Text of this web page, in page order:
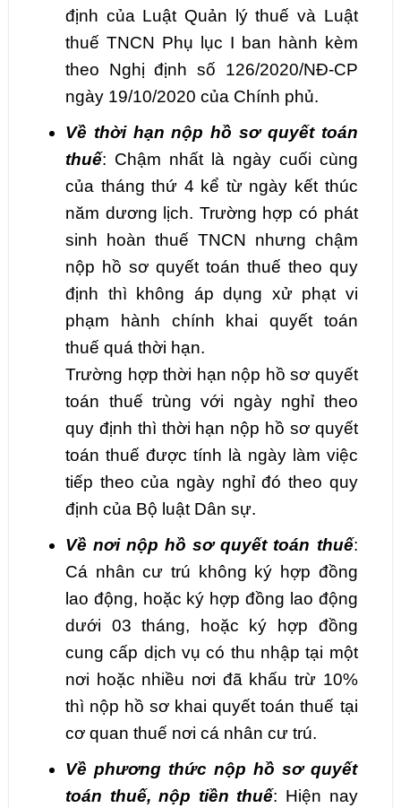
định của Luật Quản lý thuế và Luật
thuế TNCN Phụ lục I ban hành kèm
theo Nghị định số 126/2020/NĐ-CP
ngày 19/10/2020 của Chính phủ.
Về thời hạn nộp hồ sơ quyết toán
thuế: Chậm nhất là ngày cuối cùng
của tháng thứ 4 kể từ ngày kết thúc
năm dương lịch. Trường hợp có phát
sinh hoàn thuế TNCN nhưng chậm
nộp hồ sơ quyết toán thuế theo quy
định thì không áp dụng xử phạt vi
phạm hành chính khai quyết toán
thuế quá thời hạn.
Trường hợp thời hạn nộp hồ sơ quyết
toán thuế trùng với ngày nghỉ theo
quy định thì thời hạn nộp hồ sơ quyết
toán thuế được tính là ngày làm việc
tiếp theo của ngày nghỉ đó theo quy
định của Bộ luật Dân sự.
Về nơi nộp hồ sơ quyết toán thuế:
Cá nhân cư trú không ký hợp đồng
lao động, hoặc ký hợp đồng lao động
dưới 03 tháng, hoặc ký hợp đồng
cung cấp dịch vụ có thu nhập tại một
nơi hoặc nhiều nơi đã khấu trừ 10%
thì nộp hồ sơ khai quyết toán thuế tại
cơ quan thuế nơi cá nhân cư trú.
Về phương thức nộp hồ sơ quyết
toán thuế, nộp tiền thuế: Hiện nay